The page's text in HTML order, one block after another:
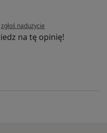
w opinii użytkownika Konto zostało
zgłoś nadużycie
na tę opinię!